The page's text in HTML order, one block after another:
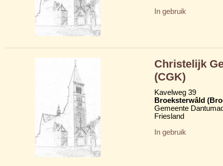
In gebruik
Christelijk
(CGK)
Kavelweg 39
Broeksterwâld
Gemeente
Friesland
In gebruik